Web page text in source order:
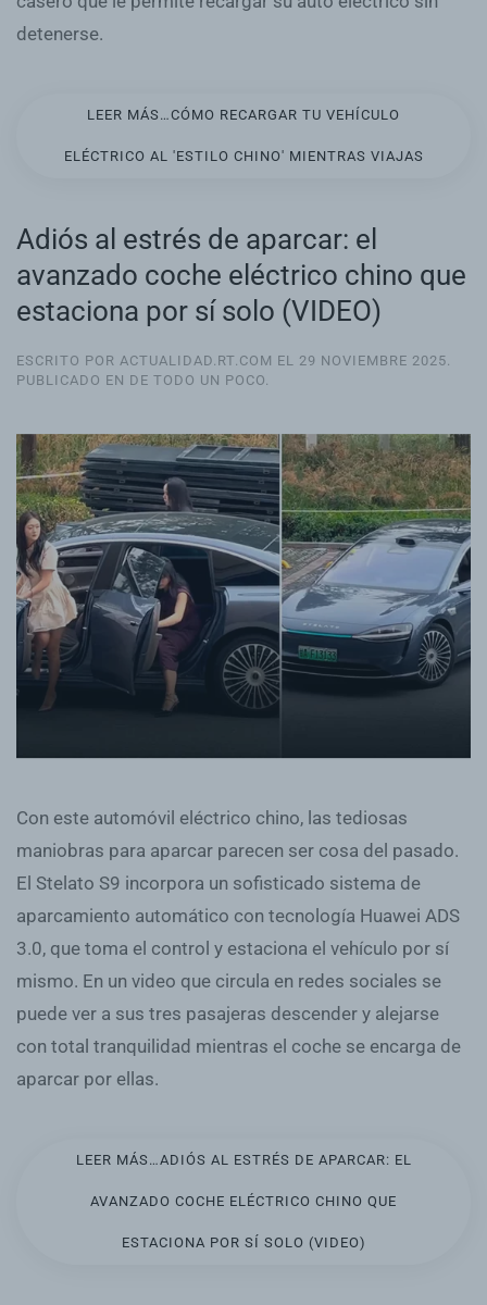
detenerse.
LEER MÁS…CÓMO RECARGAR TU VEHÍCULO
ELÉCTRICO AL 'ESTILO CHINO' MIENTRAS VIAJAS
Adiós al estrés de aparcar: el
avanzado coche eléctrico chino que
estaciona por sí solo (VIDEO)
ESCRITO POR ACTUALIDAD.RT.COM EL 29 NOVIEMBRE 2025
PUBLICADO EN DE TODO UN POCO
Con este automóvil eléctrico chino, las tediosas
maniobras para aparcar parecen ser cosa del pasado.
El Stelato S9 incorpora un sofisticado sistema de
aparcamiento automático con tecnología Huawei ADS
3.0, que toma el control y estaciona el vehículo por sí
mismo. En un video que circula en redes sociales se
puede ver a sus tres pasajeras descender y alejarse
con total tranquilidad mientras el coche se encarga de
aparcar por ellas.
LEER MÁS…ADIÓS AL ESTRÉS DE APARCAR: EL
AVANZADO COCHE ELÉCTRICO CHINO QUE
ESTACIONA POR SÍ SOLO (VIDEO)